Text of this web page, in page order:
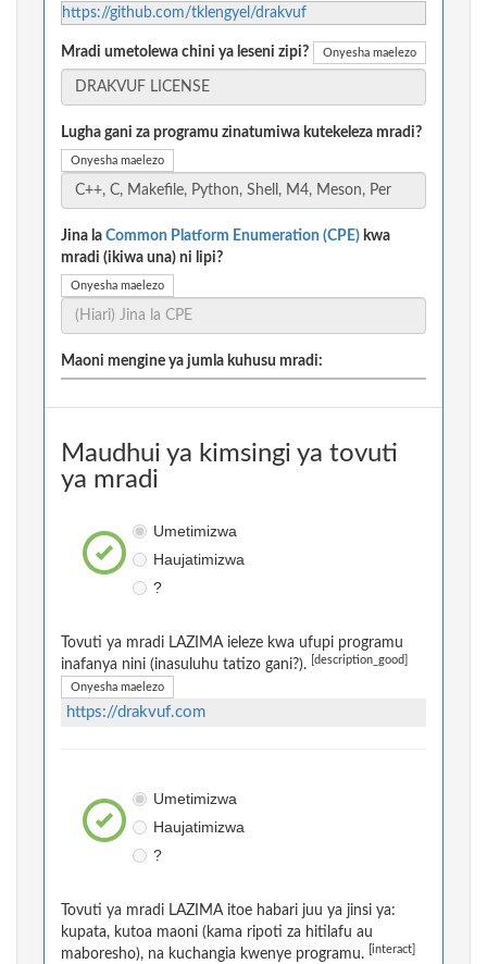
https://github.com/tklengyel/drakvuf
Mradi umetolewa chini ya leseni zipi? Onyesha maelezo
Lugha gani za programu zinatumiwa kutekeleza mradi?
Onyesha maelezo
Jina la Common Platform Enumeration (CPE) kwa
mradi (ikiwa una) ni lipi?
Onyesha maelezo
Maoni mengine ya jumla kuhusu mradi:
Maudhui ya kimsingi ya tovuti
ya mradi
Umetimizwa
Haujatimizwa
?
Tovuti ya mradi LAZIMA ieleze kwa ufupi programu
inafanya nini (inasuluhu tatizo gani?).
[description_good]
Onyesha maelezo
https://drakvuf.com
Umetimizwa
Haujatimizwa
?
Tovuti ya mradi LAZIMA itoe habari juu ya jinsi ya:
kupata, kutoa maoni (kama ripoti za hitilafu au
maboresho), na kuchangia kwenye programu.
[interact]